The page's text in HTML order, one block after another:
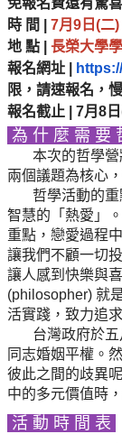
時 間 |7月9日(二
地 點 |長榮大學
報名網址 |
限，請速報名，
報名截止 | 7月8
為 什 麼 需 要
本次的哲學營
兩個議題為核心
哲學活動的重
智慧的「熱愛」
重點，戀愛過程
讓我們不顧一切
讓人感到快樂與
(philosopher) 就
活實踐，致力追
台灣政府於五
同志婚姻平權。
彼此之間的歧異
中的多元價值時
活 動 時 間 表